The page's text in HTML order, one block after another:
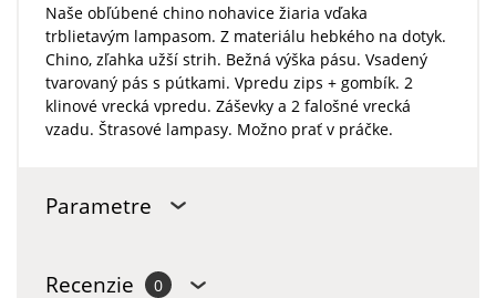
Naše obľúbené chino nohavice žiaria vďaka
trblietavým lampasom. Z materiálu hebkého na dotyk.
Chino, zľahka užší strih. Bežná výška pásu. Vsadený
tvarovaný pás s pútkami. Vpredu zips + gombík. 2
klinové vrecká vpredu. Záševky a 2 falošné vrecká
vzadu. Štrasové lampasy. Možno prať v práčke.
Parametre
Recenzie 0